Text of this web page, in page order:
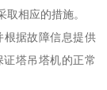
相应的措施。
根据故障信息提供
塔吊塔机的正常